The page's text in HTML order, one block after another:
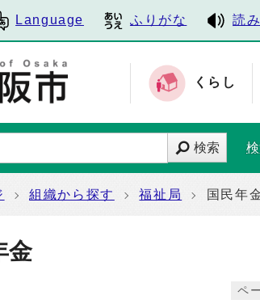
Language ふりがな 読
くらし
検索
組織から探す 福祉局 国民年
金
ペ